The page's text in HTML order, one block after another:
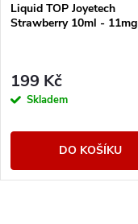
Liquid TOP Joyetech
Strawberry 10ml - 11mg
199 Kč
Skladem
DO KOŠÍKU